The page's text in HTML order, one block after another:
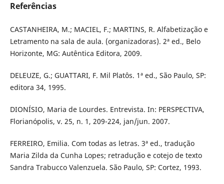
Referências
CASTANHEIRA, M.; MACIEL, F.; MARTINS, R. Alfabetização e
Letramento na sala de aula. (organizadoras). 2ª ed., Belo
Horizonte, MG: Autêntica Editora, 2009.
DELEUZE, G.; GUATTARI, F. Mil Platôs. 1ª ed., São Paulo, SP:
editora 34, 1995.
DIONÍSIO, Maria de Lourdes. Entrevista. In: PERSPECTIVA,
Florianópolis, v. 25, n. 1, 209-224, jan/jun. 2007.
FERREIRO, Emilia. Com todas as letras. 3ª ed., tradução
Maria Zilda da Cunha Lopes; retradução e cotejo de texto
Sandra Trabucco Valenzuela. São Paulo, SP: Cortez, 1993.